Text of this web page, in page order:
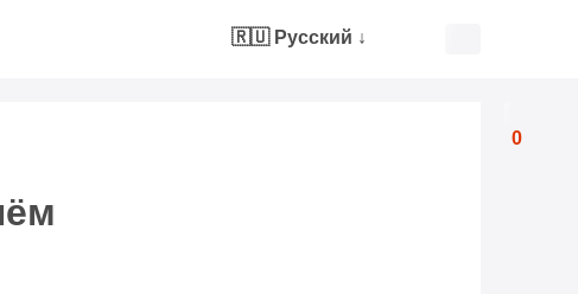
0
🇷🇺 Русский ↓